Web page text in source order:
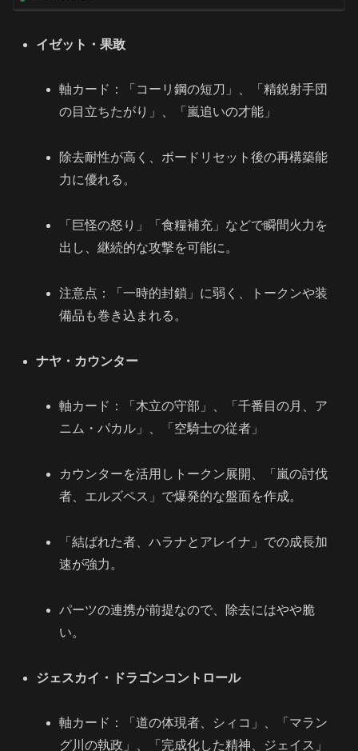
イゼット・果敢
軸カード：「コーリ鋼の短刀」、「精鋭射手団
の目立ちたがり」、「嵐追いの才能」
除去耐性が高く、ボードリセット後の再構築能
力に優れる。
「巨怪の怒り」「食糧補充」などで瞬間火力を
出し、継続的な攻撃を可能に。
注意点：「一時的封鎖」に弱く、トークンや装
備品も巻き込まれる。
ナヤ・カウンター
軸カード：「木立の守部」、「千番目の月、ア
ニム・パカル」、「空騎士の従者」
カウンターを活用しトークン展開、「嵐の討伐
者、エルズペス」で爆発的な盤面を作成。
「結ばれた者、ハラナとアレイナ」での成長加
速が強力。
パーツの連携が前提なので、除去にはやや脆
い。
ジェスカイ・ドラゴンコントロール
軸カード：「道の体現者、シィコ」、「マラン
グ川の執政」、「完成化した精神、ジェイス」